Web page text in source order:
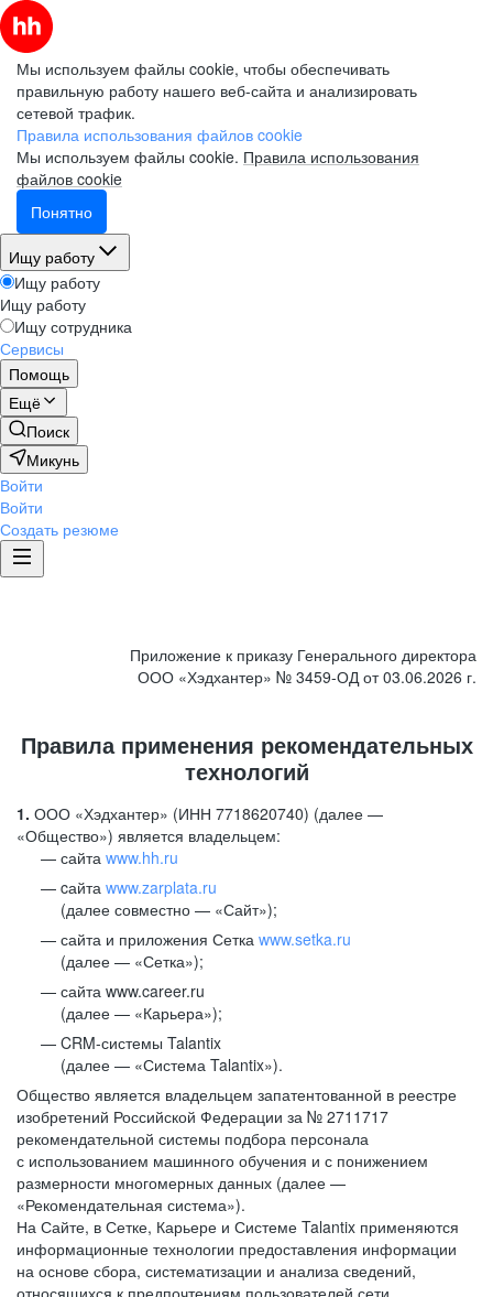
Мы используем файлы cookie, чтобы обеспечивать
правильную работу нашего веб-сайта и анализировать
сетевой трафик.
Правила использования файлов cookie
Мы используем файлы cookie. Правила использования
файлов cookie
Понятно
Ищу работу
Ищу работу
Ищу работу
Ищу сотрудника
Сервисы
Помощь
Ещё
Поиск
Микунь
Войти
Войти
Создать резюме
Приложение к приказу Генерального директора
ООО «Хэдхантер» № 3459-ОД от 03.06.2026 г.
Правила применения рекомендательных
технологий
1. ООО «Хэдхантер» (ИНН 7718620740) (далее —
«Общество») является владельцем:
сайта www.hh.ru
cайта www.zarplata.ru
(далее совместно — «Сайт»);
сайта и приложения Сетка www.setka.ru
(далее — «Сетка»);
сайта www.career.ru
(далее — «Карьера»);
CRM-системы Talantix
(далее — «Система Talantix»).
Общество является владельцем запатентованной в реестре
изобретений Российской Федерации за № 2711717
рекомендательной системы подбора персонала
с использованием машинного обучения и с понижением
размерности многомерных данных (далее —
«Рекомендательная система»).
На Сайте, в Сетке, Карьере и Системе Talantix применяются
информационные технологии предоставления информации
на основе сбора, систематизации и анализа сведений,
относящихся к предпочтениям пользователей сети